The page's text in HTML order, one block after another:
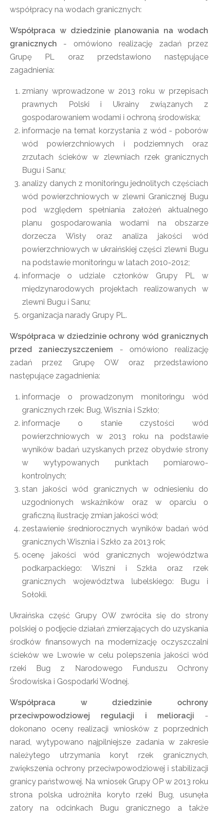
współpracy na wodach granicznych:
Współpraca w dziedzinie planowania na wodach
granicznych - omówiono realizację zadań przez
Grupę PL oraz przedstawiono następujące
zagadnienia:
zmiany wprowadzone w 2013 roku w przepisach
prawnych Polski i Ukrainy związanych z
gospodarowaniem wodami i ochroną środowiska;
informacje na temat korzystania z wód - poborów
wód powierzchniowych i podziemnych oraz
zrzutach ścieków w zlewniach rzek granicznych
Bugu i Sanu;
analizy danych z monitoringu jednolitych częściach
wód powierzchniowych w zlewni Granicznej Bugu
pod względem spełniania założeń aktualnego
planu gospodarowania wodami na obszarze
dorzecza Wisły oraz analiza jakości wód
powierzchniowych w ukraińskiej części zlewni Bugu
na podstawie monitoringu w latach 2010-2012;
informacje o udziale członków Grupy PL w
międzynarodowych projektach realizowanych w
zlewni Bugu i Sanu;
organizacja narady Grupy PL.
Współpraca w dziedzinie ochrony wód granicznych
przed zanieczyszczeniem - omówiono realizację
zadań przez Grupę OW oraz przedstawiono
następujące zagadnienia:
informacje o prowadzonym monitoringu wód
granicznych rzek: Bug, Wisznia i Szkło;
informacje o stanie czystości wód
powierzchniowych w 2013 roku na podstawie
wyników badań uzyskanych przez obydwie strony
w wytypowanych punktach pomiarowo-
kontrolnych;
stan jakości wód granicznych w odniesieniu do
uzgodnionych wskaźników oraz w oparciu o
graficzną ilustrację zmian jakości wód;
zestawienie średniorocznych wyników badań wód
granicznych Wisznia i Szkło za 2013 rok;
ocenę jakości wód granicznych województwa
podkarpackiego: Wiszni i Szkła oraz rzek
granicznych województwa lubelskiego: Bugu i
Sołokii.
Ukraińska część Grupy OW zwróciła się do strony
polskiej o podjęcie działań zmierzających do uzyskania
środków finansowych na modernizację oczyszczalni
ścieków we Lwowie w celu polepszenia jakości wód
rzeki Bug z Narodowego Funduszu Ochrony
Środowiska i Gospodarki Wodnej.
Współpraca w dziedzinie ochrony
przeciwpowodziowej regulacji i melioracji -
dokonano oceny realizacji wniosków z poprzednich
narad, wytypowano najpilniejsze zadania w zakresie
należytego utrzymania koryt rzek granicznych,
zwiększenia ochrony przeciwpowodziowej i stabilizacji
granicy państwowej. Na wniosek Grupy OP w 2013 roku
strona polska udrożniła koryto rzeki Bug, usunęła
zatory na odcinkach Bugu granicznego a także